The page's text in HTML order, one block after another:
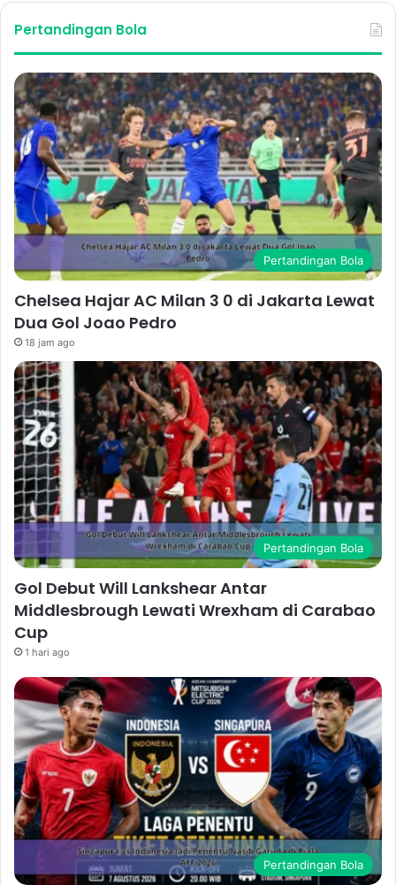
Pertandingan Bola
Pertandingan Bola
Chelsea Hajar AC Milan 3 0 di Jakarta Lewat
Dua Gol Joao Pedro
18 jam ago
Pertandingan Bola
Gol Debut Will Lankshear Antar
Middlesbrough Lewati Wrexham di Carabao
Cup
1 hari ago
Pertandingan Bola